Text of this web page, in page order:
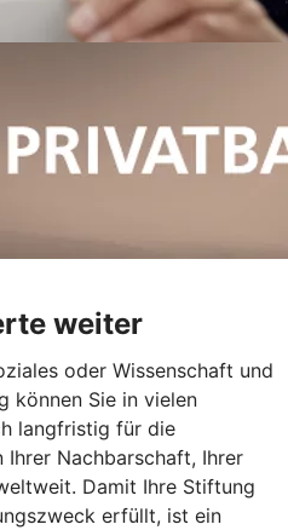
weiter
oder Wissenschaft und
können Sie in vielen
langfristig für die
Ihrer Nachbarschaft, Ihrer
Damit Ihre Stiftung
erfüllt, ist ein